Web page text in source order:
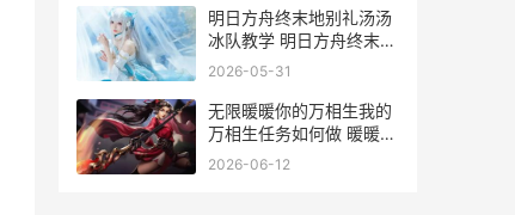
明日方舟终末地别礼汤汤
冰队教学 明日方舟终末地
官网
2026-05-31
无限暖暖你的万相生我的
万相生任务如何做 暖暖无
限金币钻石版
2026-06-12